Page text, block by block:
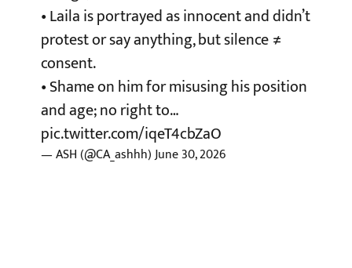
• Laila is portrayed as innocent and didn’t
protest or say anything, but silence ≠
consent.
• Shame on him for misusing his position
and age; no right to…
pic.twitter.com/iqeT4cbZaO
— ASH (@CA_ashhh)June 30, 2026